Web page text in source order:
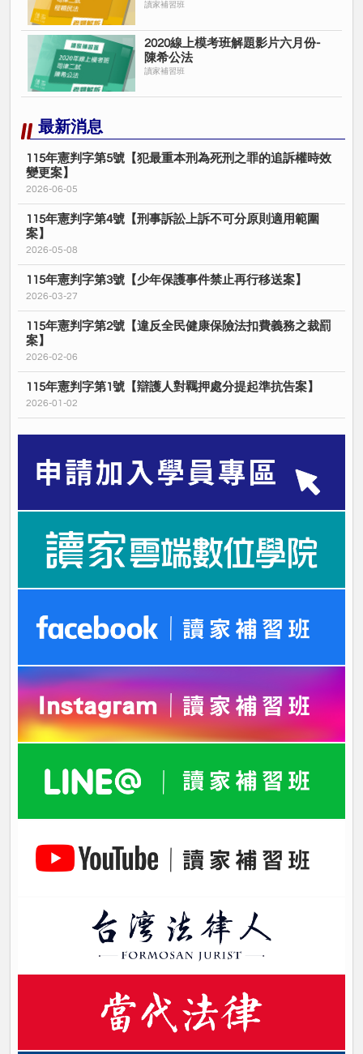
讀家補習班
2020線上模考班解題影片六月份-
陳希公法
讀家補習班
最新消息
115年憲判字第5號【犯最重本刑為死刑之罪的追訴權時效
變更案】
2026-06-05
115年憲判字第4號【刑事訴訟上訴不可分原則適用範圍
案】
2026-05-08
115年憲判字第3號【少年保護事件禁止再行移送案】
2026-03-27
115年憲判字第2號【違反全民健康保險法扣費義務之裁罰
案】
2026-02-06
115年憲判字第1號【辯護人對羈押處分提起準抗告案】
2026-01-02